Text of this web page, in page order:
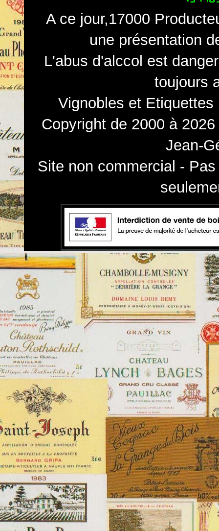
A ce jour,17000
une présentation
L'abus d'alccol est
toujours
Vignobles et
Copyright de 2000 à
Jean-
Site non commercial -